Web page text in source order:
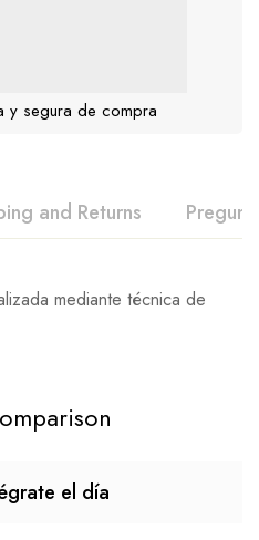
y segura de compra
and Returns
mediante técnica de
el día